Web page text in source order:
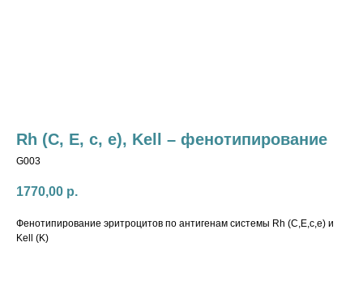
Rh (C, E, c, e), Kell – фенотипирование
G003
1770,00 р.
Фенотипирование эритроцитов по антигенам системы Rh (С,E,c,e) и
Kell (K)